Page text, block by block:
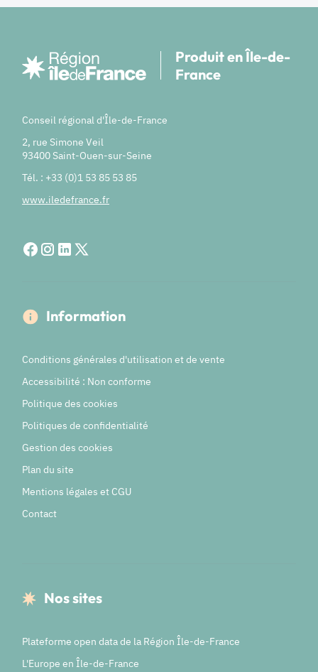
Produit en Île-de-
France
Conseil régional d'Île-de-France
2, rue Simone Veil
93400 Saint-Ouen-sur-Seine
Tél. : +33 (0)1 53 85 53 85
www.iledefrance.fr
Information
Conditions générales d'utilisation et de vente
Accessibilité : Non conforme
Politique des cookies
Politiques de confidentialité
Gestion des cookies
Plan du site
Mentions légales et CGU
Contact
Nos sites
Plateforme open data de la Région Île-de-France
L'Europe en Île-de-France